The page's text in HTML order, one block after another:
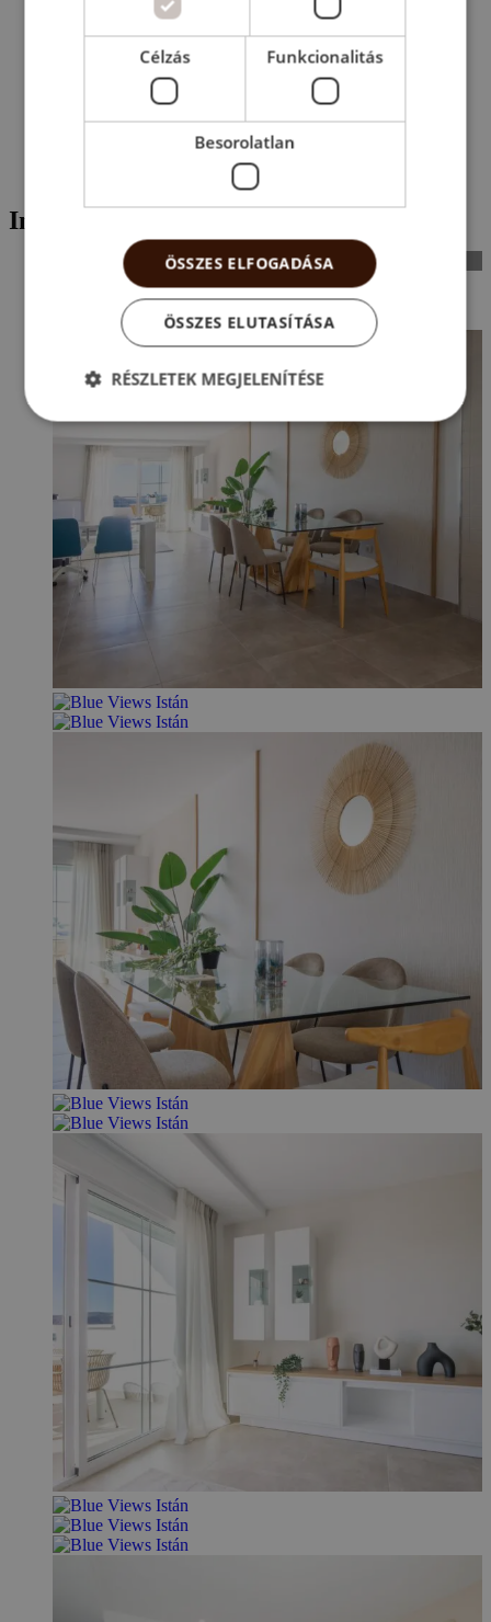
bemutatott bútorok dekorációs célúak, és nem részei az
kerülnek átadásra.
Ingatlanok a környéken
SOLD OUT
Célzás Funkcionalitás
Besorolatlan
ÖSSZES ELFOGADÁSA
ÖSSZES ELUTASÍTÁSA
RÉSZLETEK MEGJELENÍTÉSE